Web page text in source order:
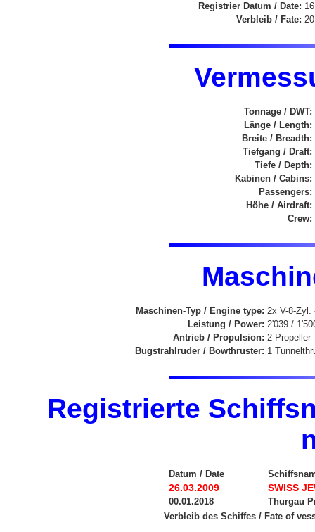
Registrier Datum / Date:
Verbleib / Fate:
Tonnage / DWT:
Länge / Length:
Breite / Breadth:
Tiefgang / Draft:
Tiefe / Depth:
Kabinen / Cabins:
Passengers:
Höhe / Airdraft:
Crew:
Maschinen-Typ / Engine type: 2x V-8-Zyl.
Leistung / Power: 2'039 /
Antrieb / Propulsion: 2 Propeller
Bugstrahlruder / Bowthruster: 1
Registrierte
Datum / Date
26.03.2009 SWISS
00.01.2018
Thurgau
Verbleib des Schiffes / Fate of